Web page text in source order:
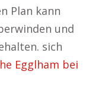
Plan kann
und
sich
Egglham bei